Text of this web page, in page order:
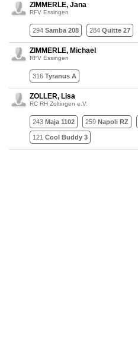
ZIMMERLE, Jana
RFV Essingen
294 Samba 208 284 Quitte 27
ZIMMERLE, Michael
RFV Essingen
316 Tyranus A
ZOLLER, Lisa
RC RH Zoltingen e.V.
243 Maja 1102 259 Napoli RZ
121 Cool Buddy 3